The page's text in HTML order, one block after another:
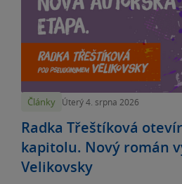
Články Úterý 4. srpna 2026
Radka Třeštíková
kapitolu. Nový román
Velikovsky